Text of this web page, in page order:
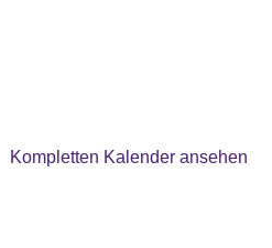
Kompletten Kalender ansehen